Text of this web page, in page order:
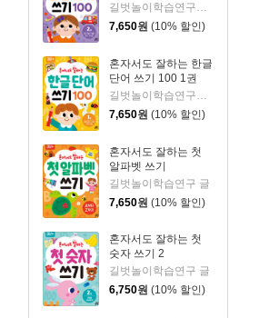
길벗놀이학습연구소 글/김희정 그림
7,650원 (10% 할인)
혼자서도 잘하는 한글
단어 쓰기 100 1권
7,650원 (10% 할인)
혼자서도 잘하는 첫
알파벳 쓰기
길벗놀이학습연구 글
7,650원 (10% 할인)
혼자서도 잘하는 첫
숫자 쓰기 2
길벗놀이학습연구 글
6,750원 (10% 할인)